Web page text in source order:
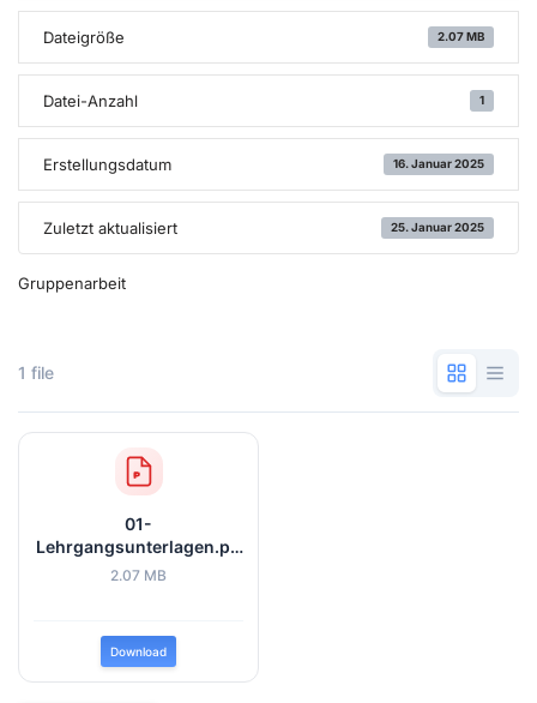
Dateigröße 2.07 MB
Datei-Anzahl 1
Erstellungsdatum 16. Januar 2025
Zuletzt aktualisiert 25. Januar 2025
Gruppenarbeit
1 file
01-
Lehrgangsunterlagen.pd
f
2.07 MB
Download